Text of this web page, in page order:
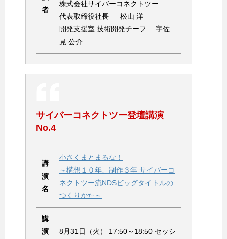
者
株式会社サイバーコネクトツー
代表取締役社長 松山 洋
開発支援室 技術開発チーフ 宇佐
見 公介
サイバーコネクトツー登壇講演
No.4
講
演
名
小さくまとまるな！
～構想１０年、制作３年 サイバーコ
ネクトツー流NDSビッグタイトルの
つくりかた～
講
演
8月31日（火） 17:50～18:50 セッシ